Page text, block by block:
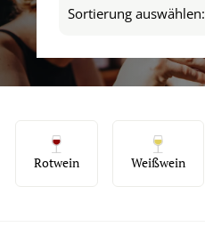
Rotwein Weißwein
Sortierung auswählen: